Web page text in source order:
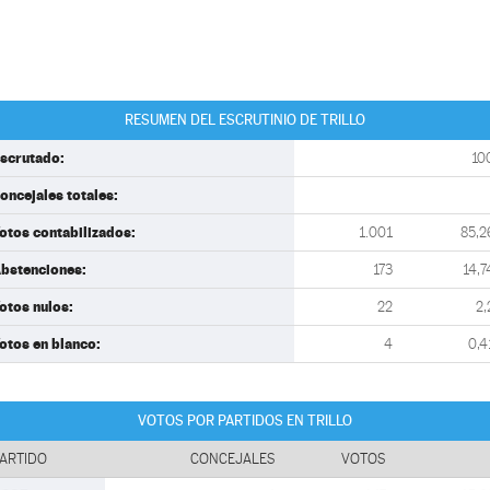
RESUMEN DEL ESCRUTINIO DE TRILLO
totales:
contabilizados: 1.001
173
nulos: 22
en blanco: 4
VOTOS POR PARTIDOS EN TRILLO
CONCEJALES VOTOS